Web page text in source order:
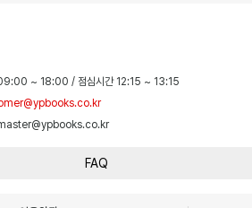
~ 18:00 / 점심시간 12:15 ~ 13:15
FAQ